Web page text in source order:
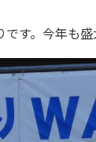
す。今年も盛